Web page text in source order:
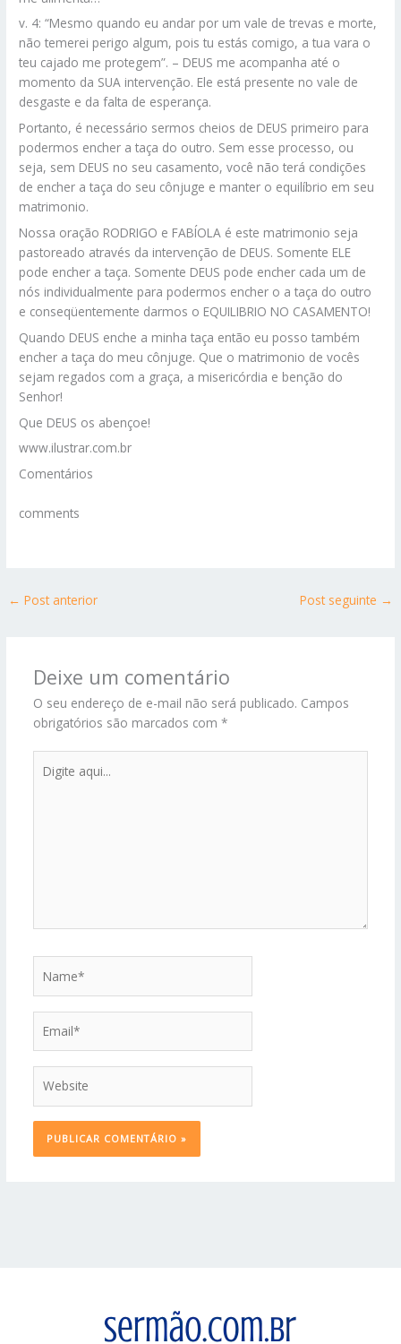
v. 4: “Mesmo quando eu andar por um vale de trevas e morte,
não temerei perigo algum, pois tu estás comigo, a tua vara o
teu cajado me protegem”. – DEUS me acompanha até o
momento da SUA intervenção. Ele está presente no vale de
desgaste e da falta de esperança.
Portanto, é necessário sermos cheios de DEUS primeiro para
podermos encher a taça do outro. Sem esse processo, ou
seja, sem DEUS no seu casamento, você não terá condições
de encher a taça do seu cônjuge e manter o equilíbrio em seu
matrimonio.
Nossa oração RODRIGO e FABÍOLA é este matrimonio seja
pastoreado através da intervenção de DEUS. Somente ELE
pode encher a taça. Somente DEUS pode encher cada um de
nós individualmente para podermos encher o a taça do outro
e conseqüentemente darmos o EQUILIBRIO NO CASAMENTO!
Quando DEUS enche a minha taça então eu posso também
encher a taça do meu cônjuge. Que o matrimonio de vocês
sejam regados com a graça, a misericórdia e benção do
Senhor!
Que DEUS os abençoe!
www.ilustrar.com.br
Comentários
comments
← Post anterior Post seguinte →
Deixe um comentário
O seu endereço de e-mail não será publicado. Campos
obrigatórios são marcados com *
aqui...